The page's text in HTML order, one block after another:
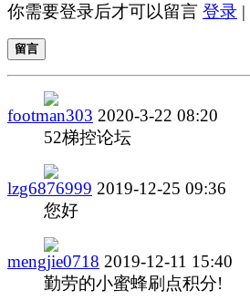
你需要登录后才可以留言 登录 |
留言
footman303 2020-3-22 08:20
52梯控论坛
lzg6876999 2019-12-25 09:36
您好
mengjie0718 2019-12-11 15:40
勤劳的小蜜蜂刷点积分!